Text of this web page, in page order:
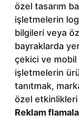
özel tasarım
işletmelerin
bilgileri veya
bayraklarda yer
çekici ve mobil
işletmelerin
tanıtmak,
özel etkinlikleri
Reklam